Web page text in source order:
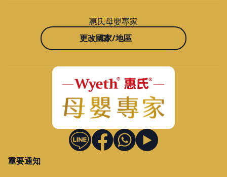
惠氏母嬰專家
更改國家/地區
重要通知